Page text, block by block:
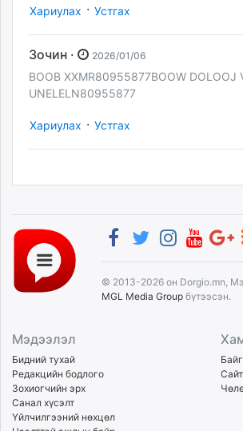
Хариулах · Устгах
Зочин · 2026/01/06
BOOB XXMR80955877BOOW DOLOOJ
UNELELN80955877
Хариулах · Устгах
© 2013-2026 он Dorgio.mn,
MGL Media Group бүтээсэн.
Мэдээлэл
Бидний тухай
Редакцийн бодлого
Зохиогчийн эрх
Санал хүсэлт
Үйлчилгээний нөхцөл